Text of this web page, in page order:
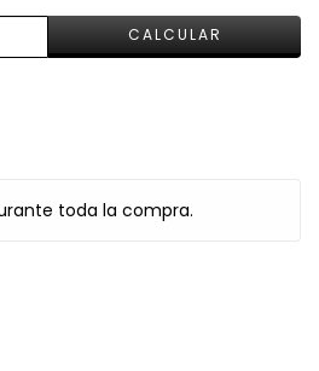
CALCULAR
toda la compra.